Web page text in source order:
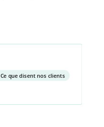
Ce que disent nos clients